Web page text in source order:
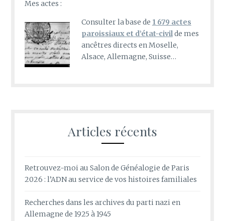
Mes actes :
Consulter la base de 1 679 actes
paroissiaux et d’état-civilde mes
ancêtres directs en Moselle,
Alsace, Allemagne, Suisse…
Articles récents
Retrouvez-moi au Salon de Généalogie de Paris
2026 : l’ADN au service de vos histoires familiales
Recherches dans les archives du parti nazi en
Allemagne de 1925 à 1945